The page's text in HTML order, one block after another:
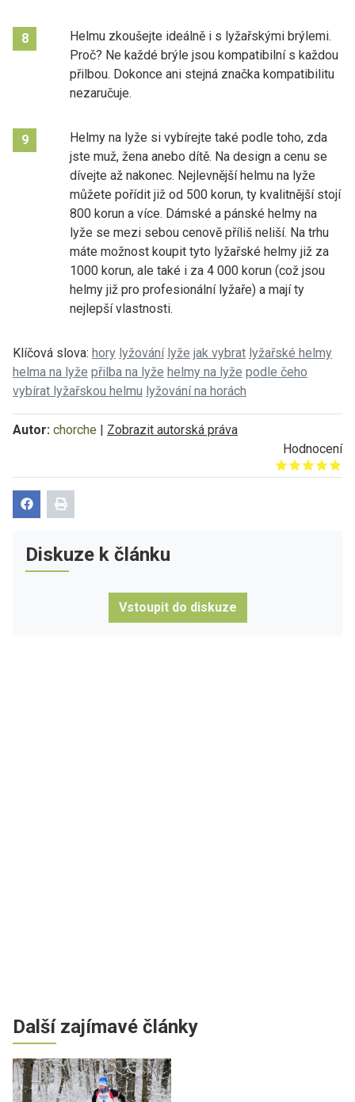
8
Helmu zkoušejte ideálně i s lyžařskými brýlemi.
Proč? Ne každé brýle jsou kompatibilní s každou
přilbou. Dokonce ani stejná značka kompatibilitu
nezaručuje.
9
Helmy na lyže si vybírejte také podle toho, zda
jste muž, žena anebo dítě. Na design a cenu se
dívejte až nakonec. Nejlevnější helmu na lyže
můžete pořídit již od 500 korun, ty kvalitnější stojí
800 korun a více. Dámské a pánské helmy na
lyže se mezi sebou cenově příliš neliší. Na trhu
máte možnost koupit tyto lyžařské helmy již za
1000 korun, ale také i za 4 000 korun (což jsou
helmy již pro profesionální lyžaře) a mají ty
nejlepší vlastnosti.
Klíčová slova: hory lyžování lyže jak vybrat lyžařské helmy
helma na lyže přilba na lyže helmy na lyže podle čeho
vybírat lyžařskou helmu lyžování na horách
Autor: chorche | Zobrazit autorská práva
Hodnocení
Give it 1/5
Give it 2/5
Give it 3/5
Give it 4/5
Give it 5/5
Diskuze k článku
Vstoupit do diskuze
Další zajímavé články